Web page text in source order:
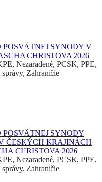
POSVÄTNEJ SYNODY V
CHRISTOVA 2026
Nezaradené, PCSK, PPE,
správy, Zahraničie
POSVÄTNEJ SYNODY
ČESKÝCH KRAJINÁCH
CHRISTOVA 2026
Nezaradené, PCSK, PPE,
správy, Zahraničie